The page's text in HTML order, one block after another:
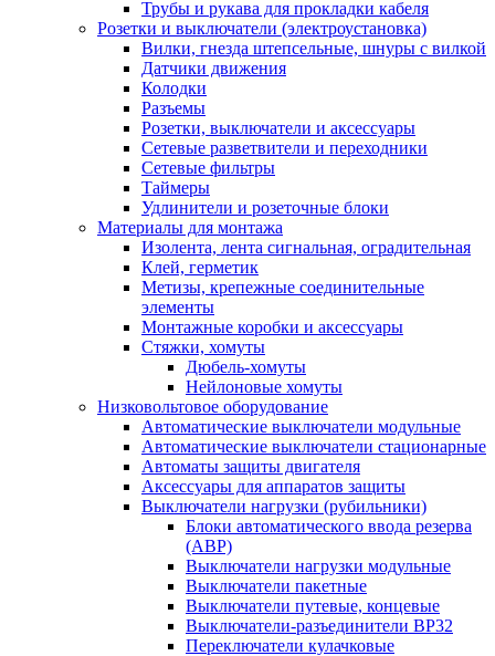
Трубы и рукава для прокладки кабеля
Розетки и выключатели (электроустановка)
Вилки, гнезда штепсельные, шнуры с вилкой
Датчики движения
Колодки
Разъемы
Розетки, выключатели и аксессуары
Сетевые разветвители и переходники
Сетевые фильтры
Таймеры
Удлинители и розеточные блоки
Материалы для монтажа
Изолента, лента сигнальная, оградительная
Клей, герметик
Метизы, крепежные соединительные
элементы
Монтажные коробки и аксессуары
Стяжки, хомуты
Дюбель-хомуты
Нейлоновые хомуты
Низковольтовое оборудование
Автоматические выключатели модульные
Автоматические выключатели стационарные
Автоматы защиты двигателя
Аксессуары для аппаратов защиты
Выключатели нагрузки (рубильники)
Блоки автоматического ввода резерва
(АВР)
Выключатели нагрузки модульные
Выключатели пакетные
Выключатели путевые, концевые
Выключатели-разъединители ВР32
Переключатели кулачковые